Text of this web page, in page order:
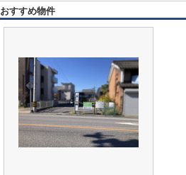
おすすめ物件